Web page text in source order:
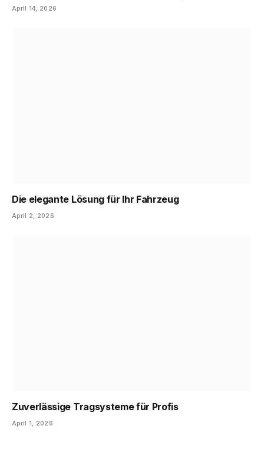
April 14, 2026
Die elegante Lösung für Ihr Fahrzeug
April 2, 2026
Zuverlässige Tragsysteme für Profis
April 1, 2026